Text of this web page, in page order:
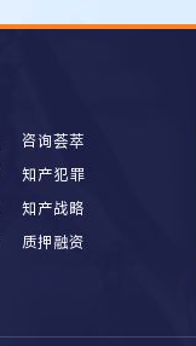
咨询荟萃
知产犯罪
知产战略
质押融资